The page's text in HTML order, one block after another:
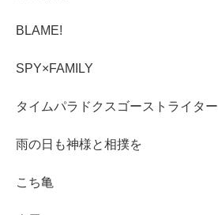
BLAME!
SPY×FAMILY
タイムパラドクスゴーストライター
雨の日も神様と相撲を
こち亀